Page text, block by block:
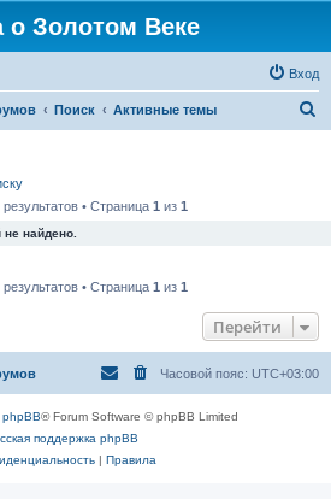
о Золотом Веке
Вход
Поиск Активные темы
• Страница 1 из 1
найдено.
• Страница 1 из 1
Перейти
Часовой пояс: UTC+03:00
phpBB® Forum Software © phpBB Limited
поддержка phpBB
| Правила